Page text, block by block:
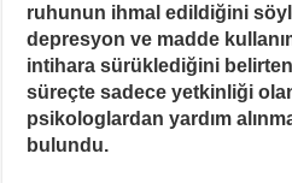
ruhunun ihmal edildiğini
depresyon ve madde
intihara sürüklediğini
süreçte sadece yetkinliği
psikologlardan yardım
bulundu.